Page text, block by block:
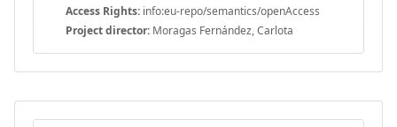
Access Rights: info:eu-repo/semantics/openAccess
Project director: Moragas Fernández, Carlota